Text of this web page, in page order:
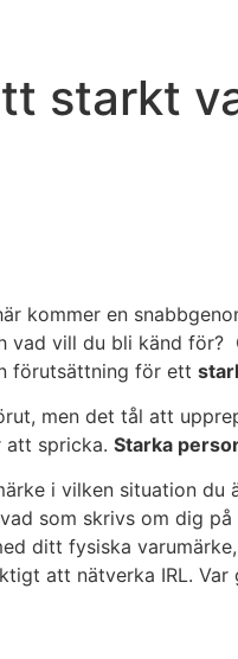
starkt
kommer en
vad vill du bli känd
förutsättning för ett
men det tål att
att spricka. Starka
i vilken situation
som skrivs om dig
ditt fysiska
att nätverka IRL.